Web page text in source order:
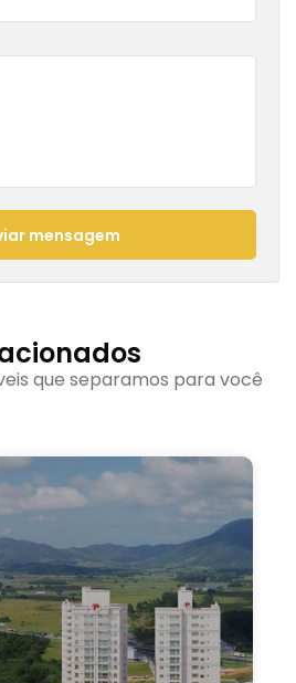
mensagem
que separamos para você